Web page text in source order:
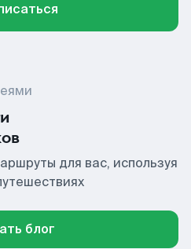
для вас, используя
блог